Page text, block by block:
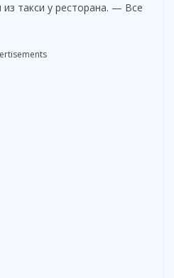
такси у ресторана. — Все